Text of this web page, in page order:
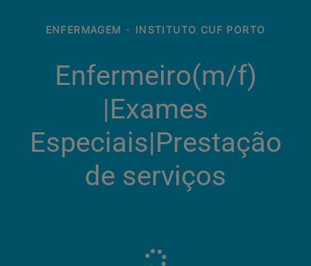
ENFERMAGEM · INSTITUTO CUF PORTO
Enfermeiro(m/f)​
|Exames
Especiais|Prestação
de serviços